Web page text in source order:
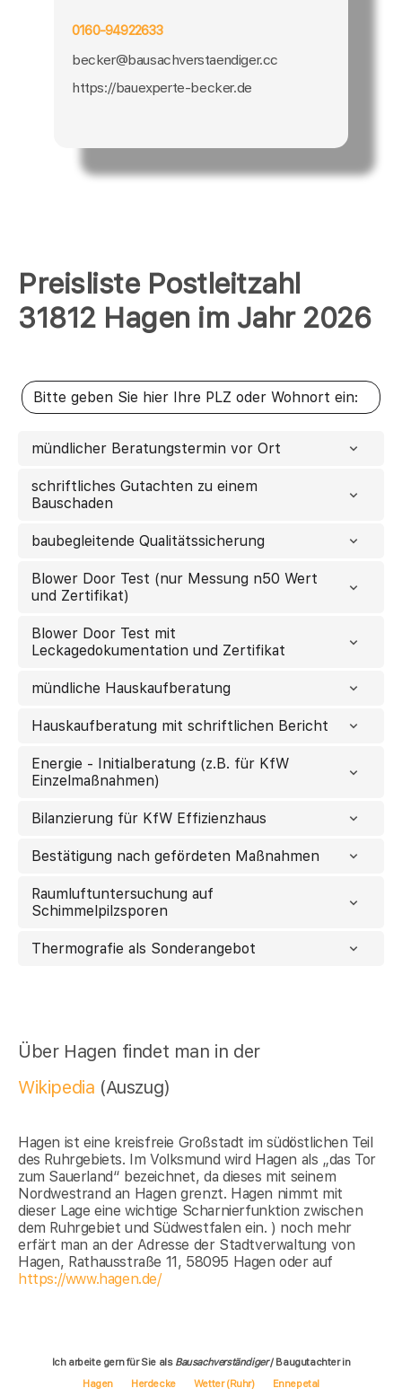
Preisliste Postleitzahl
31812 Hagen im Jahr 2026
mündlicher Beratungstermin vor Ort
schriftliches Gutachten zu einem
Bauschaden
baubegleitende Qualitätssicherung
Blower Door Test (nur Messung n50 Wert
und Zertifikat)
Blower Door Test mit
Leckagedokumentation und Zertifikat
mündliche Hauskaufberatung
Hauskaufberatung mit schriftlichen Bericht
Energie - Initialberatung (z.B. für KfW
Einzelmaßnahmen)
Bilanzierung für KfW Effizienzhaus
Bestätigung nach gefördeten Maßnahmen
Raumluftuntersuchung auf
Schimmelpilzsporen
Thermografie als Sonderangebot
Über Hagen findet man in der
Wikipedia (Auszug)
Hagen ist eine kreisfreie Großstadt im südöstlichen Teil
des Ruhrgebiets. Im Volksmund wird Hagen als „das Tor
zum Sauerland“ bezeichnet, da dieses mit seinem
Nordwestrand an Hagen grenzt. Hagen nimmt mit
dieser Lage eine wichtige Scharnierfunktion zwischen
dem Ruhrgebiet und Südwestfalen ein. ) noch mehr
erfärt man an der Adresse der Stadtverwaltung von
Hagen, Rathausstraße 11, 58095 Hagen oder auf
https://www.hagen.de/
0160-94922633
becker@bausachverstaendiger.cc
https://bauexperte-becker.de
Ich arbeite gern für Sie als Bausachverständiger/ Baugutachter in
Hagen
Herdecke Wetter (Ruhr) Ennepetal